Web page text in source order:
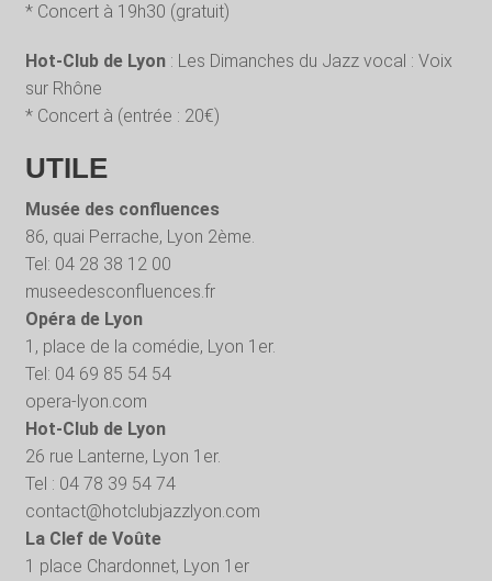
* Concert à 19h30 (gratuit)
Hot-Club de Lyon: Les Dimanches du Jazz vocal : Voix
sur Rhône
* Concert à (entrée : 20€)
UTILE
Musée des confluences
86, quai Perrache, Lyon 2ème.
Tel: 04 28 38 12 00
museedesconfluences.fr
Opéra de Lyon
1, place de la comédie, Lyon 1er.
Tel: 04 69 85 54 54
opera-lyon.com
Hot-Club de Lyon
26 rue Lanterne, Lyon 1er.
Tel : 04 78 39 54 74
contact@hotclubjazzlyon.com
La Clef de Voûte
1 place Chardonnet, Lyon 1er